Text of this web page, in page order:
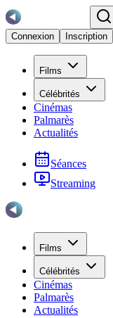
Connexion
Inscription
Films
Célébrités
Cinémas
Palmarès
Actualités
Séances
Streaming
Films
Célébrités
Cinémas
Palmarès
Actualités